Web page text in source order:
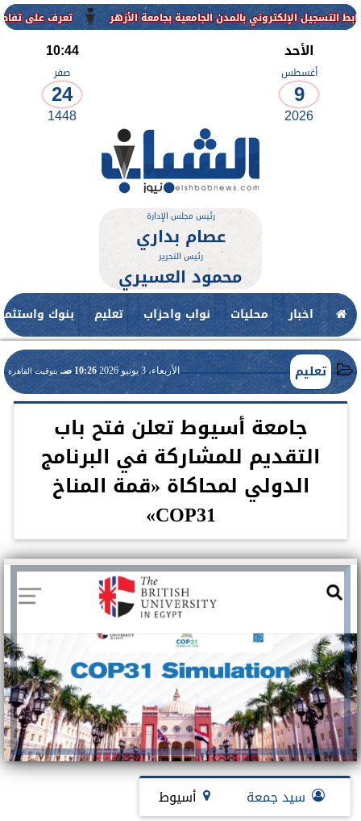
تعرف على تفاصيل وشروط بالمدن الجامعية بجامعة الأزهر
الأحد
أغسطس
9
2026
10:44
صفر
24
1448
رئيس مجلس الإدارة
عصام بداري
رئيس التحرير
محمود العسيري
اخبار محليات نواب واحزاب تعليم بنوك
تعليم الأربعاء، 3 يونيو 2026 10:26 صـ بتوقيت القاهرة
جامعة أسيوط تعلن فتح باب
التقديم للمشاركة في البرنامج
الدولي لمحاكاة «قمة المناخ
COP31»
سيد جمعة أسيوط